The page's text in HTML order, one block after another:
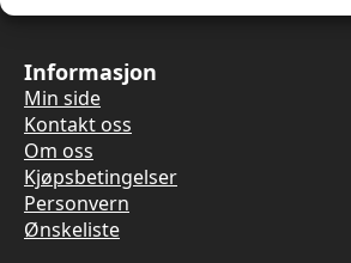
Informasjon
Min side
Kontakt oss
Om oss
Kjøpsbetingelser
Personvern
Ønskeliste